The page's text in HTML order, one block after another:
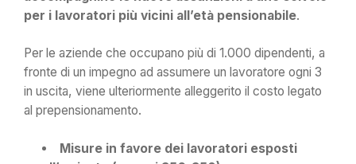
per i lavoratori più vicini all’età pensionabile.
Per le aziende che occupano più di 1.000 dipendenti, a
fronte di un impegno ad assumere un lavoratore ogni 3
in uscita, viene ulteriormente alleggerito il costo legato
al prepensionamento.
Misure in favore dei lavoratori esposti